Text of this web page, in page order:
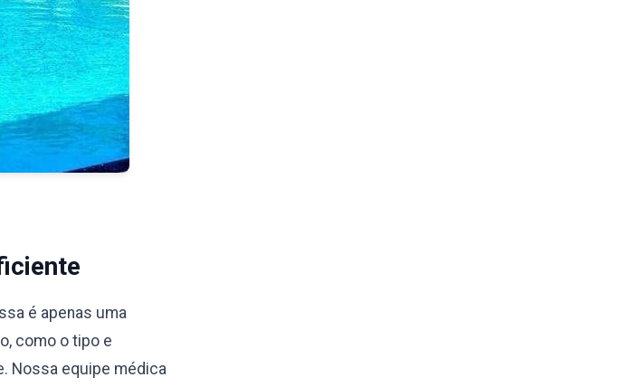
é apenas uma
como o tipo e
Nossa equipe médica